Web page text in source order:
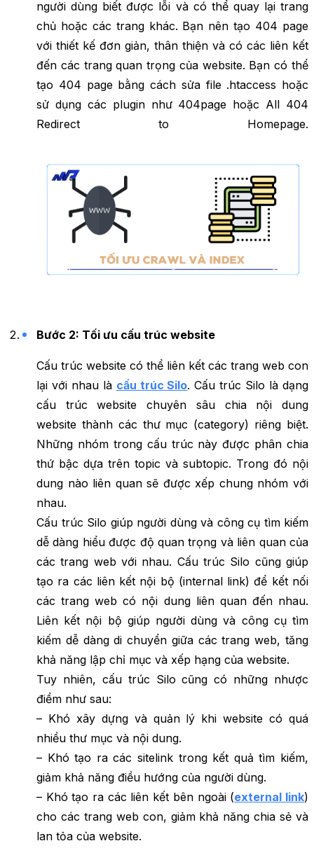
người dùng biết được lỗi và có thể quay lại trang
chủ hoặc các trang khác. Bạn nên tạo 404 page
với thiết kế đơn giản, thân thiện và có các liên kết
đến các trang quan trọng của website. Bạn có thể
tạo 404 page bằng cách sửa file .htaccess hoặc
sử dụng các plugin như 404page hoặc All 404
Redirect to Homepage.
Bước 2: Tối ưu cấu trúc website
Cấu trúc website có thể liên kết các trang web con
lại với nhau là cấu trúc Silo. Cấu trúc Silo là dạng
cấu trúc website chuyên sâu chia nội dung
website thành các thư mục (category) riêng biệt.
Những nhóm trong cấu trúc này được phân chia
thứ bậc dựa trên topic và subtopic. Trong đó nội
dung nào liên quan sẽ được xếp chung nhóm với
nhau.
Cấu trúc Silo giúp người dùng và công cụ tìm kiếm
dễ dàng hiểu được độ quan trọng và liên quan của
các trang web với nhau. Cấu trúc Silo cũng giúp
tạo ra các liên kết nội bộ (internal link) để kết nối
các trang web có nội dung liên quan đến nhau.
Liên kết nội bộ giúp người dùng và công cụ tìm
kiếm dễ dàng di chuyển giữa các trang web, tăng
khả năng lập chỉ mục và xếp hạng của website.
Tuy nhiên, cấu trúc Silo cũng có những nhược
điểm như sau:
– Khó xây dựng và quản lý khi website có quá
nhiều thư mục và nội dung.
– Khó tạo ra các sitelink trong kết quả tìm kiếm,
giảm khả năng điều hướng của người dùng.
– Khó tạo ra các liên kết bên ngoài (external link)
cho các trang web con, giảm khả năng chia sẻ và
lan tỏa của website.